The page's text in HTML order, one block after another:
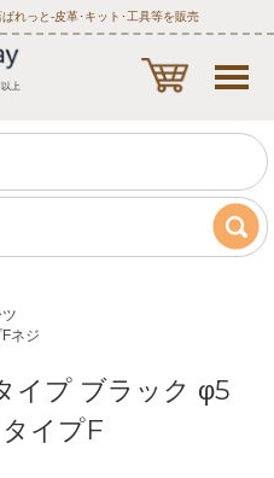
れっと‐皮革･キット･工具等を販売
上
ネジ
イプ ブラック φ5
イプF